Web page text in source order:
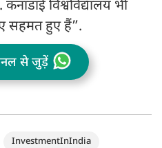
विश्वविद्यालय भी
सहमत हुए हैं”.
से जुड़ें
InvestmentInIndia